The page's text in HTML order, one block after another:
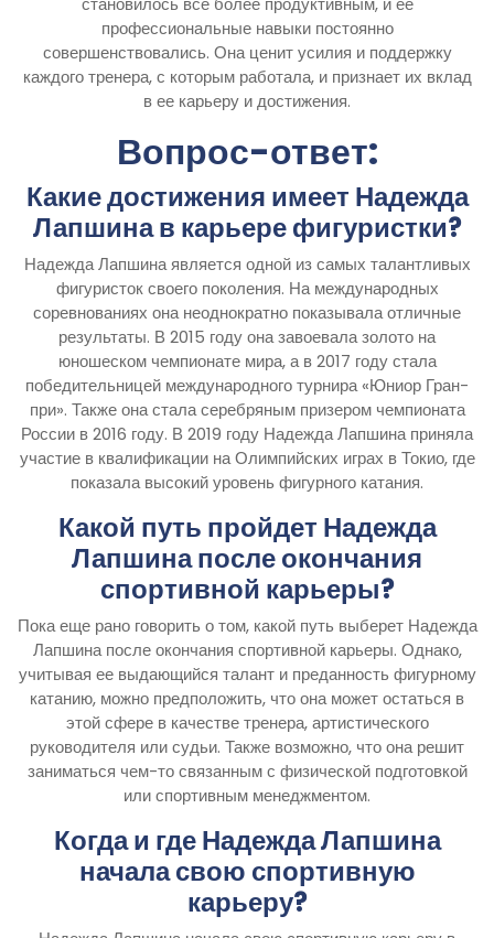
профессиональные навыки постоянно
совершенствовались. Она ценит усилия и поддержку
каждого тренера, с которым работала, и признает их вклад
в ее карьеру и достижения.
Вопрос-ответ:
Какие достижения имеет Надежда
Лапшина в карьере фигуристки?
Надежда Лапшина является одной из самых талантливых
фигуристок своего поколения. На международных
соревнованиях она неоднократно показывала отличные
результаты. В 2015 году она завоевала золото на
юношеском чемпионате мира, а в 2017 году стала
победительницей международного турнира «Юниор Гран-
при». Также она стала серебряным призером чемпионата
России в 2016 году. В 2019 году Надежда Лапшина приняла
участие в квалификации на Олимпийских играх в Токио, где
показала высокий уровень фигурного катания.
Какой путь пройдет Надежда
Лапшина после окончания
спортивной карьеры?
Пока еще рано говорить о том, какой путь выберет Надежда
Лапшина после окончания спортивной карьеры. Однако,
учитывая ее выдающийся талант и преданность фигурному
катанию, можно предположить, что она может остаться в
этой сфере в качестве тренера, артистического
руководителя или судьи. Также возможно, что она решит
заниматься чем-то связанным с физической подготовкой
или спортивным менеджментом.
Когда и где Надежда Лапшина
начала свою спортивную
карьеру?